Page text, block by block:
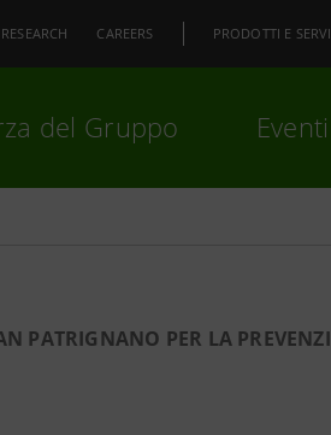
RESEARCH CAREERS PRODOTTI E
del Gruppo
PATRIGNANO PER LA